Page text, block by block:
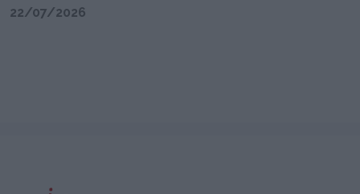
22/07/2026